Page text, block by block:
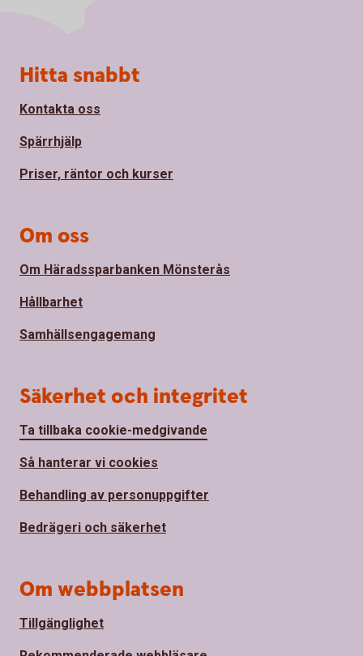
Sidfot
Hitta snabbt
Kontakta oss
Spärrhjälp
Priser, räntor och kurser
Om oss
Om Häradssparbanken Mönsterås
Hållbarhet
Samhällsengagemang
Säkerhet och integritet
Ta tillbaka cookie-medgivande
Så hanterar vi cookies
Behandling av personuppgifter
Bedrägeri och säkerhet
Om webbplatsen
Tillgänglighet